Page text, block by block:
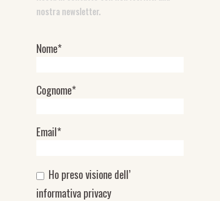
nostra newsletter.
Newsletter
Nome*
Cognome*
Email*
Ho preso visione dell’
informativa privacy